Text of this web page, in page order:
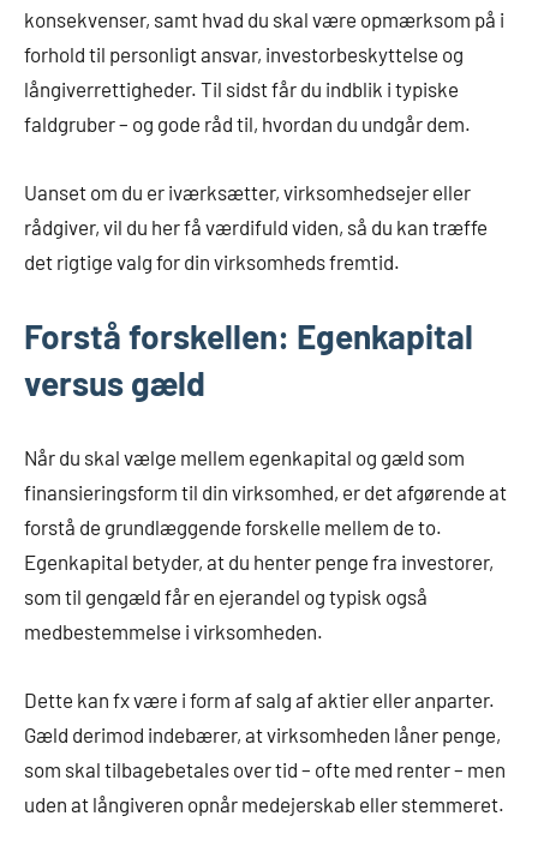
konsekvenser, samt hvad du skal være opmærksom på i
forhold til personligt ansvar, investorbeskyttelse og
långiverrettigheder. Til sidst får du indblik i typiske
faldgruber – og gode råd til, hvordan du undgår dem.
Uanset om du er iværksætter, virksomhedsejer eller
rådgiver, vil du her få værdifuld viden, så du kan træffe
det rigtige valg for din virksomheds fremtid.
Forstå forskellen: Egenkapital
versus gæld
Når du skal vælge mellem egenkapital og gæld som
finansieringsform til din virksomhed, er det afgørende at
forstå de grundlæggende forskelle mellem de to.
Egenkapital betyder, at du henter penge fra investorer,
som til gengæld får en ejerandel og typisk også
medbestemmelse i virksomheden.
Dette kan fx være i form af salg af aktier eller anparter.
Gæld derimod indebærer, at virksomheden låner penge,
som skal tilbagebetales over tid – ofte med renter – men
uden at långiveren opnår medejerskab eller stemmeret.